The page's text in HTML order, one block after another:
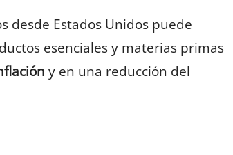
desde Estados Unidos puede
esenciales y materias primas
y en una reducción del